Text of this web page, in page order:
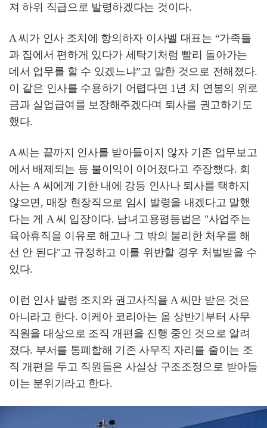
져 하위 직급으로 발령하겠다는 것이다.
A 씨가 인사 조치에 항의하자 이사벨 대표는 “가족들
과 집에서 편하게 있다가 세탁기처럼 빨리 돌아가는
데서 업무를 할 수 있겠느냐”고 말한 것으로 전해졌다.
이 같은 인사를 수용하기 어렵다면 1년 치 연봉의 위로
금과 실업급여를 보장해주겠다며 퇴사를 권고하기도
했다.
A 씨는 끝까지 인사를 받아들이지 않자 기존 업무보고
에서 배제되는 등 불이익이 이어졌다고 주장했다. 회
사는 A 씨에게 기한 내에 강등 인사나 퇴사를 택하지
않으면, 매장 현장직으로 임시 발령을 내겠다고 말했
다는 게 A 씨 입장이다. 남녀고용평등법은 "사업주는
육아휴직을 이유로 해고나 그 밖의 불리한 처우를 해
선 안 된다"고 규정하고 이를 위반할 경우 처벌받을 수
있다.
이런 인사 발령 조치와 권고사직을 A 씨만 받은 것은
아니라고 한다. 이케아 코리아는 올 상반기부터 사무
직원을 대상으로 조직 개편을 진행 중인 것으로 알려
졌다. 부서를 통폐합해 기존 사무직 자리를 줄이는 조
직 개편을 두고 직원들은 사실상 구조조정으로 받아들
이는 분위기라고 한다.